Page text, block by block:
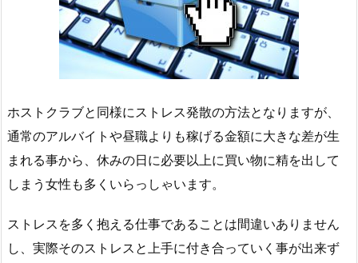
ホストクラブと同様にストレス発散の方法となりますが、
通常のアルバイトや昼職よりも稼げる金額に大きな差が生
まれる事から、休みの日に必要以上に買い物に精を出して
しまう女性も多くいらっしゃいます。
ストレスを多く抱える仕事であることは間違いありません
し、実際そのストレスと上手に付き合っていく事が出来ず